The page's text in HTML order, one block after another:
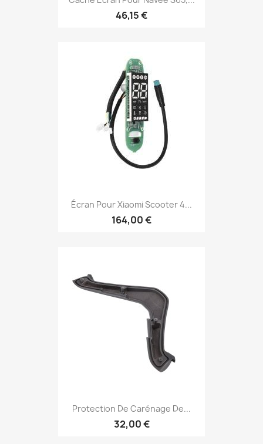
46,15 €
Écran Pour Xiaomi Scooter 4...
164,00 €
Protection De Carénage De...
32,00 €